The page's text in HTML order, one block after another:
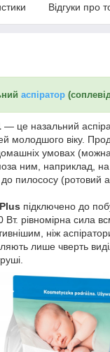
Відгуки про
аспіратор
— це назальний
молодшого віку.
умовах
ним, наприклад, на
до пилососу (ротовий
підключено до
Вт. рівномірна сила
ніж
лише чверть